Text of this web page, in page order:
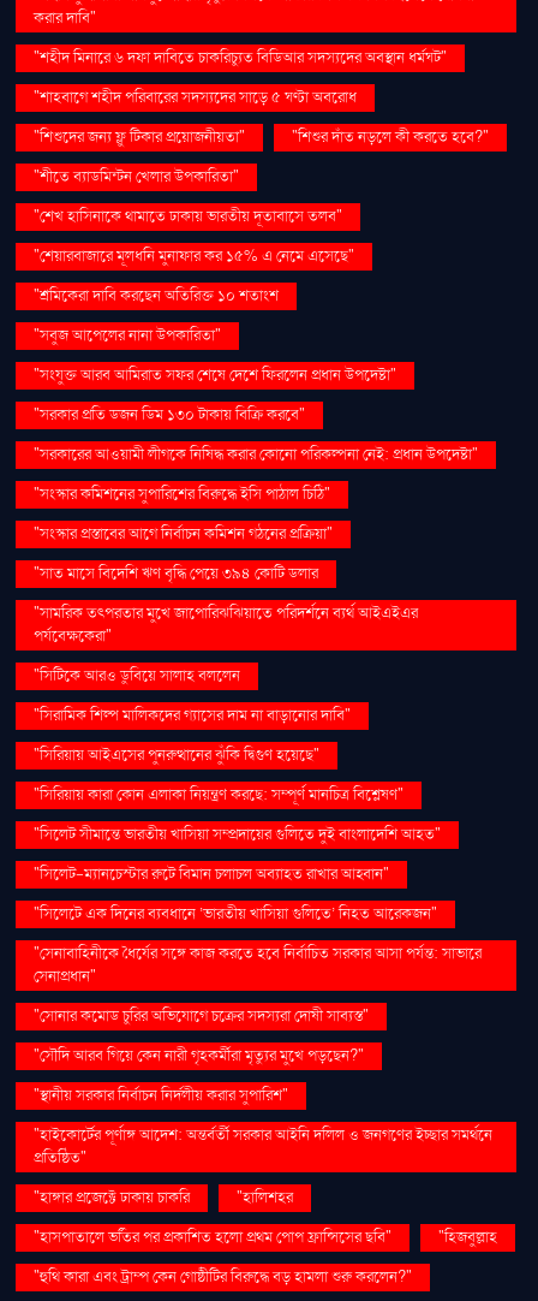
করার দাবি"
"শহীদ মিনারে ৬ দফা দাবিতে চাকরিচ্যুত বিডিআর সদস্যদের অবস্থান ধর্মঘট"
"শাহবাগে শহীদ পরিবারের সদস্যদের সাড়ে ৫ ঘণ্টা অবরোধ
"শিশুদের জন্য ফ্লু টিকার প্রয়োজনীয়তা"
"শিশুর দাঁত নড়লে কী করতে হবে?"
"শীতে ব্যাডমিন্টন খেলার উপকারিতা"
"শেখ হাসিনাকে থামাতে ঢাকায় ভারতীয় দূতাবাসে তলব"
"শেয়ারবাজারে মূলধনি মুনাফার কর ১৫% এ নেমে এসেছে"
"শ্রমিকেরা দাবি করছেন অতিরিক্ত ১০ শতাংশ
"সবুজ আপেলের নানা উপকারিতা"
"সংযুক্ত আরব আমিরাত সফর শেষে দেশে ফিরলেন প্রধান উপদেষ্টা"
"সরকার প্রতি ডজন ডিম ১৩০ টাকায় বিক্রি করবে"
"সরকারের আওয়ামী লীগকে নিষিদ্ধ করার কোনো পরিকল্পনা নেই: প্রধান উপদেষ্টা"
"সংস্কার কমিশনের সুপারিশের বিরুদ্ধে ইসি পাঠাল চিঠি"
"সংস্কার প্রস্তাবের আগে নির্বাচন কমিশন গঠনের প্রক্রিয়া"
"সাত মাসে বিদেশি ঋণ বৃদ্ধি পেয়ে ৩৯৪ কোটি ডলার
"সামরিক তৎপরতার মুখে জাপোরিঝঝিয়াতে পরিদর্শনে ব্যর্থ আইএইএর
পর্যবেক্ষকেরা"
"সিটিকে আরও ডুবিয়ে সালাহ বললেন
"সিরামিক শিল্প মালিকদের গ্যাসের দাম না বাড়ানোর দাবি"
"সিরিয়ায় আইএসের পুনরুত্থানের ঝুঁকি দ্বিগুণ হয়েছে"
"সিরিয়ায় কারা কোন এলাকা নিয়ন্ত্রণ করছে: সম্পূর্ণ মানচিত্র বিশ্লেষণ"
"সিলেট সীমান্তে ভারতীয় খাসিয়া সম্প্রদায়ের গুলিতে দুই বাংলাদেশি আহত"
"সিলেট-ম্যানচেস্টার রুটে বিমান চলাচল অব্যাহত রাখার আহ্বান"
"সিলেটে এক দিনের ব্যবধানে ‘ভারতীয় খাসিয়া গু‌লিতে’ নিহত আরেকজন"
"সেনাবাহিনীকে ধৈর্যের সঙ্গে কাজ করতে হবে নির্বাচিত সরকার আসা পর্যন্ত: সাভারে
সেনাপ্রধান"
"সোনার কমোড চুরির অভিযোগে চক্রের সদস্যরা দোষী সাব্যস্ত"
"সৌদি আরব গিয়ে কেন নারী গৃহকর্মীরা মৃত্যুর মুখে পড়ছেন?"
"স্থানীয় সরকার নির্বাচন নির্দলীয় করার সুপারিশ"
"হাইকোর্টের পূর্ণাঙ্গ আদেশ: অন্তর্বর্তী সরকার আইনি দলিল ও জনগণের ইচ্ছার সমর্থনে
প্রতিষ্ঠিত"
"হাঙ্গার প্রজেক্টে ঢাকায় চাকরি
"হালিশহর
"হাসপাতালে ভর্তির পর প্রকাশিত হলো প্রথম পোপ ফ্রান্সিসের ছবি"
"হিজবুল্লাহ
"হুথি কারা এবং ট্রাম্প কেন গোষ্ঠীটির বিরুদ্ধে বড় হামলা শুরু করলেন?"